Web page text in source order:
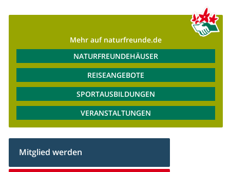
Mehr auf naturfreunde.de
NATURFREUNDEHÄUSER
REISEANGEBOTE
SPORTAUSBILDUNGEN
VERANSTALTUNGEN
Mitglied werden